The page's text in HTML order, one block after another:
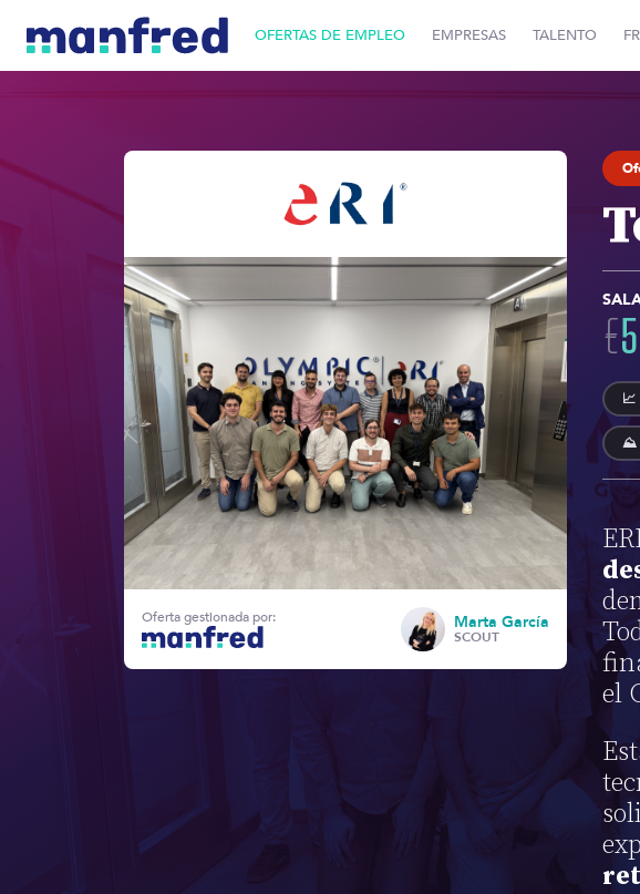
OFERTAS DE EMPLEO EMPRESAS TALENTO
Oferta gestionada por: Marta García
SCOUT
€
⛰️
el